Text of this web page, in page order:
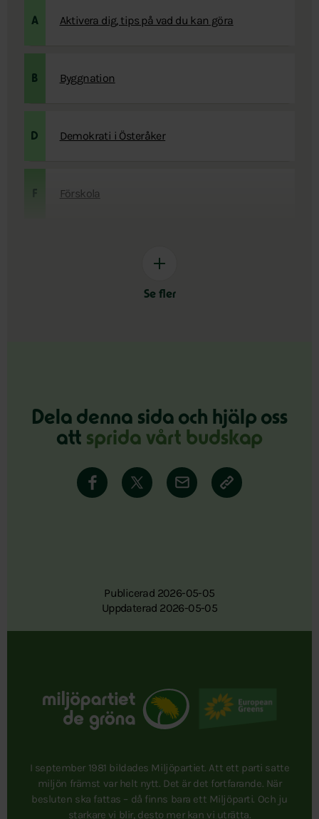
A Aktivera dig, tips på vad du kan göra
B Byggnation
D Demokrati i Österåker
F Förskola
Se fler
Dela denna sida och hjälp oss
att sprida vårt budskap
Publicerad 2026-05-05
Uppdaterad 2026-05-05
I september 1981 bildades Miljöpartiet. Att ett parti satte
miljön främst var helt nytt. Det är det fortfarande. När
besluten ska fattas – då finns bara ett Miljöparti. Och ju
starkare vi blir, desto mer kan vi uträtta.